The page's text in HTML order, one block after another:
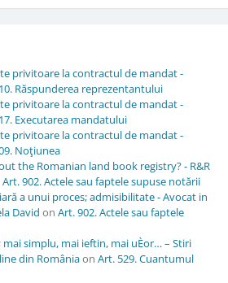
privitoare la contractul de mandat -
Răspunderea reprezentantului
privitoare la contractul de mandat -
Executarea mandatului
privitoare la contractul de mandat -
Noţiunea
the Romanian land book registry? - R&R
Art. 902. Actele sau faptele supuse notării
a unui proces; admisibilitate - Avocat in
David on Art. 902. Actele sau faptele
mai simplu, mai ieftin, mai uÈor… – Stiri
din Româniaon Art. 529. Cuantumul